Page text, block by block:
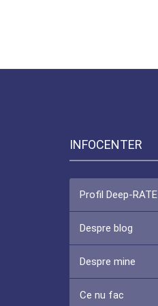
INFOCENTER
Profil Deep-RATE
Despre blog
Despre mine
Ce nu fac